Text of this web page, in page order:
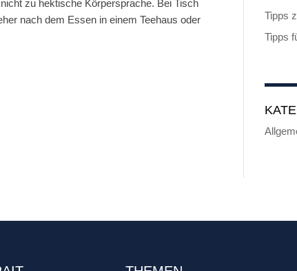
zu hektische Körpersprache. Bei Tisch
nach dem Essen in einem Teehaus oder
Tipps
Tipps